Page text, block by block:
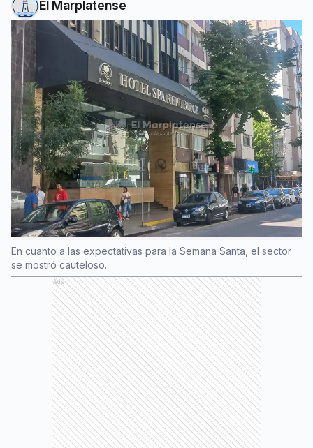
El Marplatense
En cuanto a las expectativas para la Semana Santa, el sector
se mostró cauteloso.
Ads